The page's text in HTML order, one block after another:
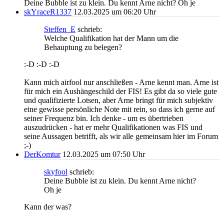
Deine Bubble ist zu klein. Du kennt Arne nicht? Oh je
skYraceR1337 12.03.2025 um 06:20 Uhr
Steffen_E schrieb:
Welche Qualifikation hat der Mann um die
Behauptung zu belegen?
:-D :-D :-D
Kann mich airfool nur anschließen - Arne kennt man. Arne ist
für mich ein Aushängeschild der FIS! Es gibt da so viele gute
und qualifizierte Lotsen, aber Arne bringt für mich subjektiv
eine gewisse persönliche Note mit rein, so dass ich gerne auf
seiner Frequenz bin. Ich denke - um es übertrieben
auszudrücken - hat er mehr Qualifikationen was FIS und
seine Aussagen betrifft, als wir alle gemeinsam hier im Forum
;-)
DerKomtur 12.03.2025 um 07:50 Uhr
skyfool schrieb:
Deine Bubble ist zu klein. Du kennt Arne nicht?
Oh je
Kann der was?